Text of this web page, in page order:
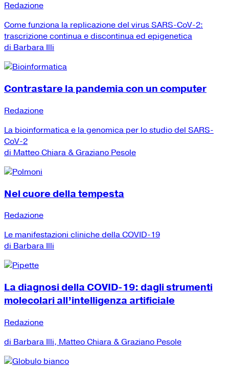
Redazione
Come funziona la replicazione del virus SARS-CoV-2:
trascrizione continua e discontinua ed epigenetica
di Barbara Illi
Contrastare la pandemia con un computer
Redazione
La bioinformatica e la genomica per lo studio del SARS-
CoV-2
di Matteo Chiara & Graziano Pesole
Nel cuore della tempesta
Redazione
Le manifestazioni cliniche della COVID-19
di Barbara Illi
La diagnosi della COVID-19: dagli strumenti
molecolari all’intelligenza artificiale
Redazione
di Barbara Illi, Matteo Chiara & Graziano Pesole